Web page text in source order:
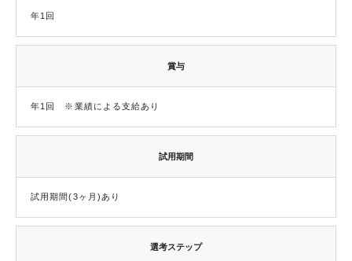
年1回
賞与
年1回 ※業績による支給あり
試用期間
試用期間(3ヶ月)あり
選考ステップ